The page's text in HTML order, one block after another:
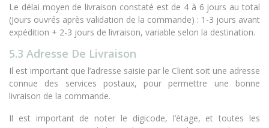
Le délai moyen de livraison constaté est de 4 à 6 jours au total
(Jours ouvrés après validation de la commande) : 1-3 jours avant
expédition + 2-3 jours de livraison, variable selon la destination.
5.3 Adresse De Livraison
Il est important que l’adresse saisie par le Client soit une adresse
connue des services postaux, pour permettre une bonne
livraison de la commande.
Il est important de noter le digicode, l’étage, et toutes les